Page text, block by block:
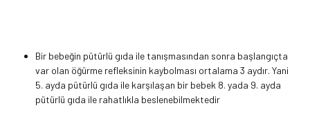
Bir bebeğin pütürlü gıda ile tanışmasından sonra başlangıçta
var olan öğürme refleksinin kaybolması ortalama 3 aydır. Yani
5. ayda pütürlü gıda ile karşılaşan bir bebek 8. yada 9. ayda
pütürlü gıda ile rahatlıkla beslenebilmektedir